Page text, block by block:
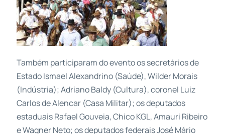
Também participaram do evento os secretários de
Estado Ismael Alexandrino (Saúde), Wilder Morais
(Indústria); Adriano Baldy (Cultura), coronel Luiz
Carlos de Alencar (Casa Militar); os deputados
estaduais Rafael Gouveia, Chico KGL, Amauri Ribeiro
e Wagner Neto; os deputados federais José Mário